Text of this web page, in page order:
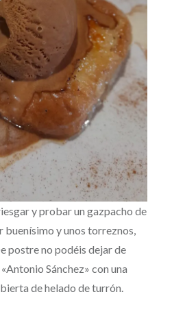
y probar un gazpacho de
buenísimo y unos torreznos,
postre no podéis dejar de
Sánchez» con una
de helado de turrón.